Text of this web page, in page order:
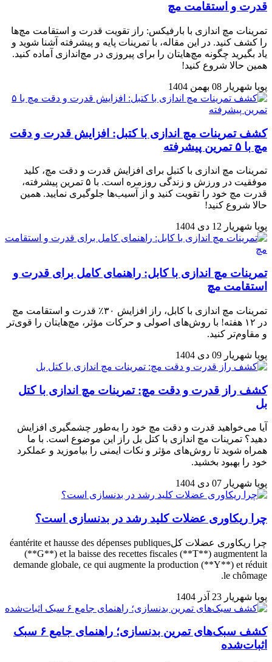
قدرت و استقامت مچ
تمرینات مچ اندازی با بارفیکس: راز تقویت قدرت و استقامت مچ‌ها
را کشف کنید. در این مقاله، با تمرینات پایه و پیشرفته آشنا شوید و
یاد بگیرید چگونه مچ‌هایتان را برای پیروزی در مچ‌اندازی آماده کنید.
همین حالا شروع کنید!
پویا شهریار 08 بهمن 1404
کشف تمرینات مچ اندازی با کتبل: افزایش قدرت و دقت
مچ با ۵ تمرین پیشرفته
تمرینات مچ اندازی با کتبل برای افزایش قدرت و دقت مچ، کلید
موفقیت در ورزش و زندگی روزمره است. با ۵ تمرین پیشرفته،
قدرت مچ خود را تقویت کنید و از آسیب‌ها جلوگیری نمایید. همین
حالا شروع کنید!
پویا شهریار 12 دی 1404
تمرینات مچ اندازی با کابل: راهنمای کامل برای قدرت و
استقامت مچ
تمرینات مچ اندازی با کابل، راز افزایش ۳۰٪ قدرت و استقامت مچ
در ۱۲ هفته! با روش‌های اصولی و حرکات مؤثر، مچ‌هایتان را قوی‌تر
و مقاوم‌تر کنید.
پویا شهریار 09 دی 1404
کشف راز قدرت و دقت مچ: تمرینات مچ اندازی با کتل
بل
آیا می‌خواهید قدرت و دقت مچ خود را به‌طور چشمگیری افزایش
دهید؟ تمرینات مچ اندازی با کتل بل راز این موضوع است. با ما
همراه شوید تا روش‌های مؤثر و نکات ایمنی را بیاموزید و عملکرد
خود را بهبود بخشید.
پویا شهریار 07 دی 1404
چرا ریکاوری عضلات کلید رشد در بدنسازی است؟
چرا ریکاوری عضلات کلéantérite et hausse des dépenses publiques
(**G**) et la baisse des recettes fiscales (**T**) augmentent la
demande globale, ce qui augmente la production (**Y**) et réduit
le chômage.
پویا شهریار 23 آذر 1404
کشف سبک‌های تمرین بدنسازی؛ راهنمای جامع ۶ سبک
اثبات‌شده